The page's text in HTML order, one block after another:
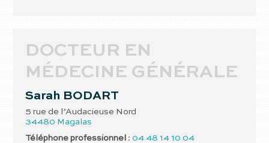
DOCTEUR EN
MÉDECINE GÉNÉRALE
Sarah BODART
5 rue de l’Audacieuse Nord
34480 Magalas
Téléphone professionnel : 04 48 14 10 04